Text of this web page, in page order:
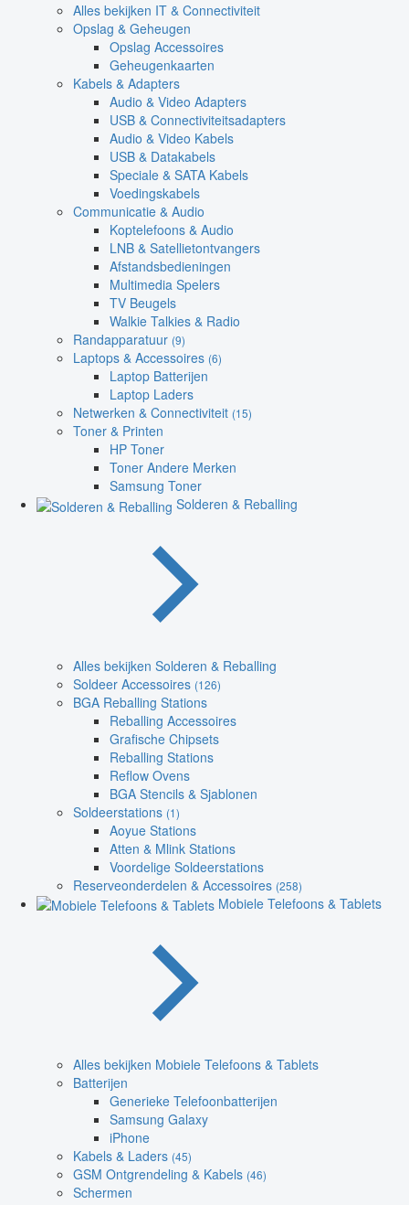
Alles bekijken IT & Connectiviteit
Opslag & Geheugen
Opslag Accessoires
Geheugenkaarten
Kabels & Adapters
Audio & Video Adapters
USB & Connectiviteitsadapters
Audio & Video Kabels
USB & Datakabels
Speciale & SATA Kabels
Voedingskabels
Communicatie & Audio
Koptelefoons & Audio
LNB & Satellietontvangers
Afstandsbedieningen
Multimedia Spelers
TV Beugels
Walkie Talkies & Radio
Randapparatuur (9)
Laptops & Accessoires (6)
Laptop Batterijen
Laptop Laders
Netwerken & Connectiviteit (15)
Toner & Printen
HP Toner
Toner Andere Merken
Samsung Toner
Solderen & Reballing
Alles bekijken Solderen & Reballing
Soldeer Accessoires (126)
BGA Reballing Stations
Reballing Accessoires
Grafische Chipsets
Reballing Stations
Reflow Ovens
BGA Stencils & Sjablonen
Soldeerstations (1)
Aoyue Stations
Atten & Mlink Stations
Voordelige Soldeerstations
Reserveonderdelen & Accessoires (258)
Mobiele Telefoons & Tablets
Alles bekijken Mobiele Telefoons & Tablets
Batterijen
Generieke Telefoonbatterijen
Samsung Galaxy
iPhone
Kabels & Laders (45)
GSM Ontgrendeling & Kabels (46)
Schermen